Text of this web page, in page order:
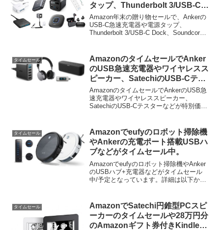
タップ、Thunderbolt 3/USB-C
Dock、Soundcoreブランドの完
全ワイヤレスイヤホンなどが特選
タイムセール中。
Amazon年末の贈り物セールで、Ankerの
USB-C急速充電器や電源タップ、
Thunderbolt 3/USB-C Dock、Soundcore
詳細は以下から。
タイムセール
AmazonのタイムセールでAnker
のUSB急速充電器やワイヤレスス
ピーカー、SatechiのUSB-Cテス
ターなどが特別価格で販売中。
AmazonのタイムセールでAnkerのUSB急
速充電器やワイヤレススピーカー、
SatechiのUSB-Cテスターなどが特別価格
タイムセール
Amazonでeufyのロボット掃除機
やAnkerの充電ポート搭載USBハ
ブなどがタイムセール中。
Amazonでeufyのロボット掃除機やAnker
のUSBハブ+充電器などがタイムセール
中/予定となっています。詳細は以下か
タイムセール
AmazonでSatechi円錐型PCスピ
ーカーのタイムセールや28万円分
のAmazonギフト券付きKindle